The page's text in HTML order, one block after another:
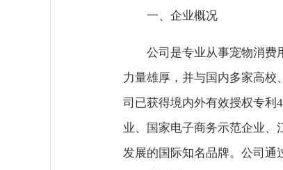
一、企业概况
公司是专业从事宠物消费
力量雄厚，并与国内多家高校
司已获得境内外有效授权专利
业、国家电子商务示范企业、
发展的国际知名品牌。公司通